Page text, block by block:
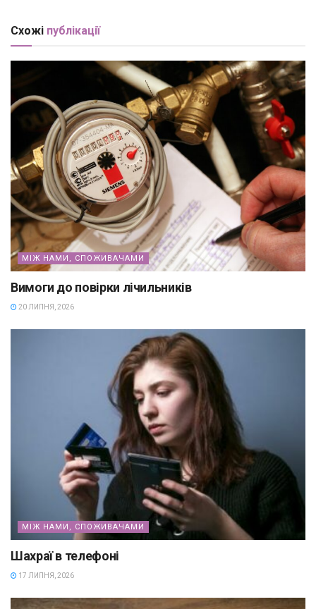
Схожі публікації
МІЖ НАМИ, СПОЖИВАЧАМИ
Вимоги до повірки лічильників
20 ЛИПНЯ, 2026
МІЖ НАМИ, СПОЖИВАЧАМИ
Шахраї в телефоні
17 ЛИПНЯ, 2026